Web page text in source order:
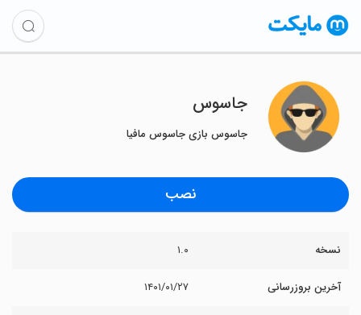
جاسوس
جاسوس بازی جاسوس مافیا
نصب
نسخه ۱.۰
آخرین بروزرسانی ۱۴۰۱/۰۱/۲۷